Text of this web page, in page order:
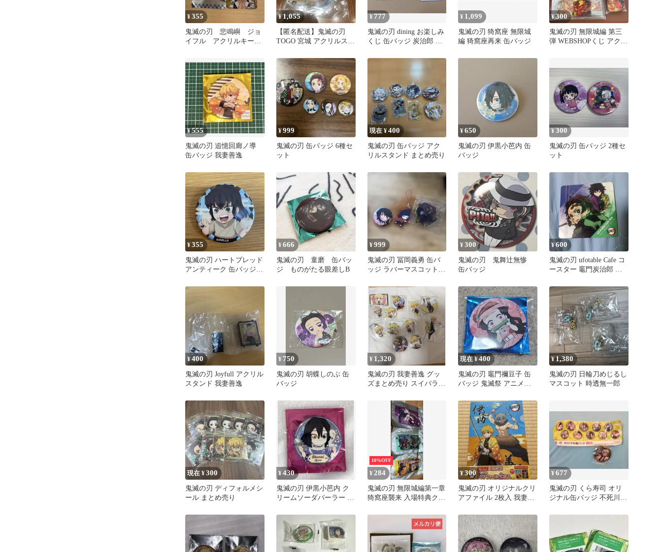
¥355
鬼滅の刃 悲鳴嶼 ジョ
イフル アクリルキーホ
¥1,055
【匿名配送】鬼滅の刃
TOGO 宮城 アクリルスタ
¥ 777
鬼滅の刃 dining お楽しみ
くじ 缶バッジ 炭治郎 禰
¥ 1,099
鬼滅の刃 猗窩座 無限城
編 猗窩座再来 缶バッジ
¥300
鬼滅の刃 無限城編 第三
弾 WEBSHOPくじ アクリ
¥555
鬼滅の刃 追憶回廊ノ導
缶バッジ 我妻善逸
¥999
鬼滅の刃 缶バッジ 6種セ
ット
現在 ¥400
鬼滅の刃 缶バッジ アク
リルスタンド まとめ売り
¥650
鬼滅の刃 伊黒小芭内 缶
バッジ
¥300
鬼滅の刃 缶バッジ 2種セ
ット
¥355
鬼滅の刃 ハートブレッド
アンティーク 缶バッジ
¥666
鬼滅の刃 童磨 缶バッ
ジ ものがたる眼差しB
¥999
鬼滅の刃 冨岡義勇 缶バ
ッジ ラバーマスコット
¥300
鬼滅の刃 鬼舞辻無惨
缶バッジ
¥600
鬼滅の刃 ufotable Cafe コ
ースター 竈門炭治郎 冨
¥400
鬼滅の刃 Joyfull アクリル
スタンド 我妻善逸
¥ 750
鬼滅の刃 胡蝶しのぶ 缶
バッジ
¥ 1,320
鬼滅の刃 我妻善逸 グッ
ズまとめ売り スイパラコ
現在 ¥400
鬼滅の刃 竈門禰豆子 缶
バッジ 鬼滅祭 アニメ弐
¥1,380
鬼滅の刃 日輪刀めじるし
マスコット 時透無一郎
現在 ¥300
鬼滅の刃 ディフォルメシ
ール まとめ売り
¥430
鬼滅の刃 伊黒小芭内 ク
リームソーダパーラー 缶
10%OFF
¥ 284
鬼滅の刃 無限城編第一章
猗窩座襲来 入場特典クリ
¥300
鬼滅の刃 オリジナルクリ
アファイル 2枚入 我妻善
¥677
鬼滅の刃 くら寿司 オリ
ジナル缶バッジ 不死川実